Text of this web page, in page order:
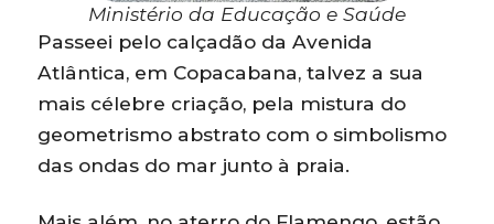
Ministério da Educação e Saúde
Passeei pelo calçadão da Avenida
Atlântica, em Copacabana, talvez a sua
mais célebre criação, pela mistura do
geometrismo abstrato com o simbolismo
das ondas do mar junto à praia.